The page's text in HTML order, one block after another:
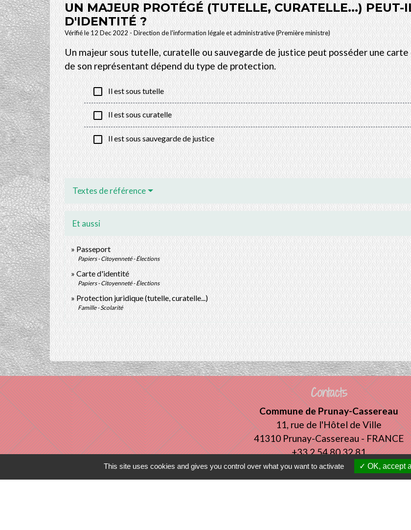
UN MAJEUR PROTÉGÉ (TUTELLE, CURATELLE...)
D'IDENTITÉ ?
Vérifié le 12 Dec 2022 - Direction de l'information légale et administrative (Première ministre)
Un majeur sous tutelle, curatelle ou sauvegarde de justice peut posséder une
de son représentant dépend du type de protection.
check_box_outline_blank Il est sous tutelle
check_box_outline_blank Il est sous curatelle
check_box_outline_blank Il est sous sauvegarde de justice
Textes de référence
Et aussi
Passeport
Papiers - Citoyenneté - Élections
Carte d'identité
Papiers - Citoyenneté - Élections
Protection juridique (tutelle, curatelle...)
Famille - Scolarité
Contacts
Commune de Prunay-Cassereau
11, rue de l'Hôtel de Ville
41310 Prunay-Cassereau - FRANCE
+33 2 54 80 32 81
This site uses cookies and gives you control over what you want to activate OK, accept